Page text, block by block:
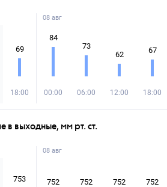
69
18:00
08 авг
84
00:00
73
06:00
62
12:00
67
18:00
в выходные, мм рт. ст.
753
08 авг
752 752 752 752